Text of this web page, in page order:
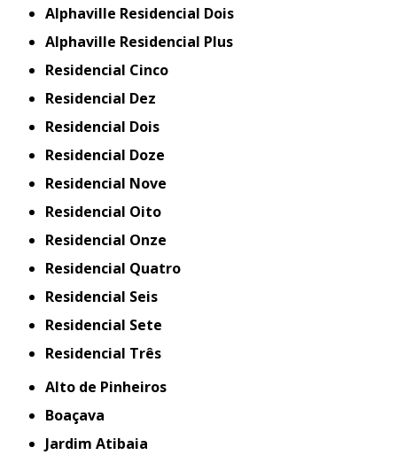
Alphaville Residencial Dois
Alphaville Residencial Plus
Residencial Cinco
Residencial Dez
Residencial Dois
Residencial Doze
Residencial Nove
Residencial Oito
Residencial Onze
Residencial Quatro
Residencial Seis
Residencial Sete
Residencial Três
Alto de Pinheiros
Boaçava
Jardim Atibaia